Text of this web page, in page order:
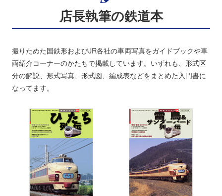
店長執筆の鉄道本
撮りためた国鉄形およびJR各社の車両写真をガイドブックや車
両紹介コーナーのかたちで掲載しています。いずれも、形式区
分の解説、形式写真、形式図、編成表などをまとめた入門書に
なってます。